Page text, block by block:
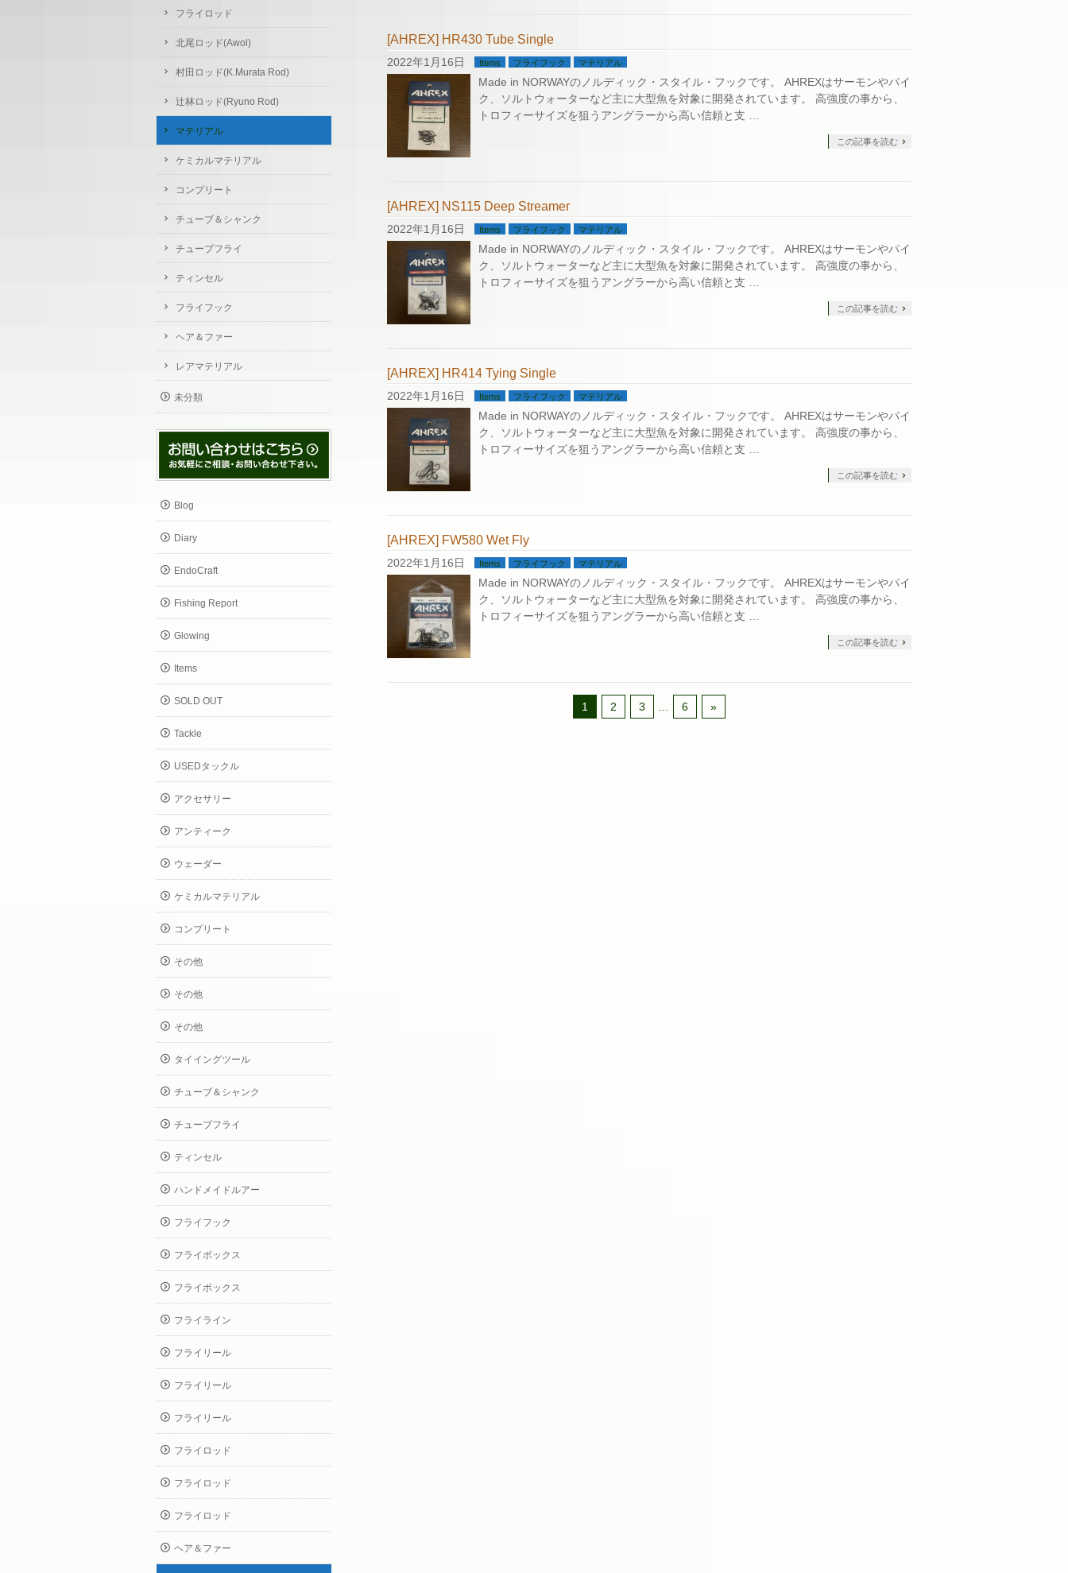
[AHREX] HR430 Tube Single
2022年1月16日 Items フライフック マテリアル
Made in NORWAYのノルディック・スタイル・フックです。 AHREXはサーモンやパイ
ク、ソルトウォーターなど主に大型魚を対象に開発されています。 高強度の事から、
トロフィーサイズを狙うアングラーから高い信頼と支 …
この記事を読む
[AHREX] NS115 Deep Streamer
2022年1月16日 Items フライフック マテリアル
Made in NORWAYのノルディック・スタイル・フックです。 AHREXはサーモンやパイ
ク、ソルトウォーターなど主に大型魚を対象に開発されています。 高強度の事から、
トロフィーサイズを狙うアングラーから高い信頼と支 …
この記事を読む
[AHREX] HR414 Tying Single
2022年1月16日 Items フライフック マテリアル
Made in NORWAYのノルディック・スタイル・フックです。 AHREXはサーモンやパイ
ク、ソルトウォーターなど主に大型魚を対象に開発されています。 高強度の事から、
トロフィーサイズを狙うアングラーから高い信頼と支 …
この記事を読む
[AHREX] FW580 Wet Fly
2022年1月16日 Items フライフック マテリアル
Made in NORWAYのノルディック・スタイル・フックです。 AHREXはサーモンやパイ
ク、ソルトウォーターなど主に大型魚を対象に開発されています。 高強度の事から、
トロフィーサイズを狙うアングラーから高い信頼と支 …
この記事を読む
1 2 3 6 »
フライロッド
北尾ロッド(Awol)
村田ロッド(K.Murata Rod)
辻林ロッド(Ryuno Rod)
マテリアル
ケミカルマテリアル
コンプリート
チューブ＆シャンク
チューブフライ
ティンセル
フライフック
ヘア＆ファー
レアマテリアル
未分類
Blog
Diary
EndoCraft
Fishing Report
Glowing
Items
SOLD OUT
Tackle
USEDタックル
アクセサリー
アンティーク
ウェーダー
ケミカルマテリアル
コンプリート
その他
その他
その他
タイイングツール
チューブ＆シャンク
チューブフライ
ティンセル
ハンドメイドルアー
フライフック
フライボックス
フライボックス
フライライン
フライリール
フライリール
フライリール
フライロッド
フライロッド
フライロッド
ヘア＆ファー